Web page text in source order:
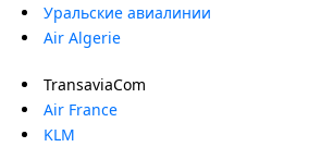
Уральские авиалинии
Air Algerie
TransaviaCom
Air France
KLM